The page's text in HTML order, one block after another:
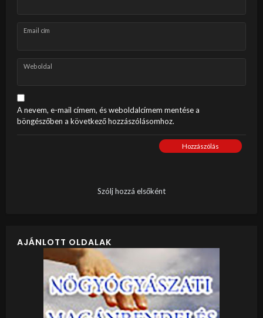
Email cím
Weboldal
A nevem, e-mail címem, és weboldalcímem mentése a
böngészőben a következő hozzászólásomhoz.
Hozzászólás
Szólj hozzá elsőként
AJÁNLOTT OLDALAK